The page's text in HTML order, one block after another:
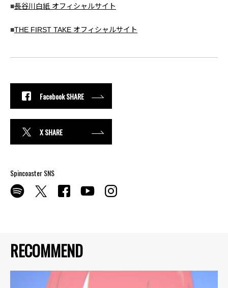
RECOMMEND
■長谷川白紙 オフィシャルサイト
■THE FIRST TAKE オフィシャルサイト
Facebook SHARE
X SHARE
Spincoaster SNS